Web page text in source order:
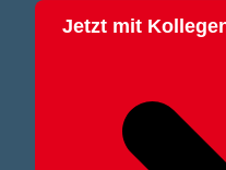
Jetzt mit